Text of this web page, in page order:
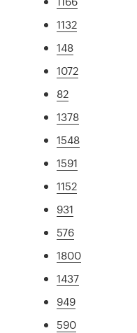
1132
148
1072
82
1378
1548
1591
1152
931
576
1800
1437
949
590